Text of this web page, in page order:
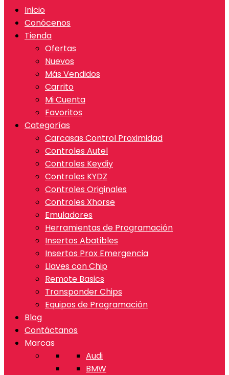
Inicio
Conócenos
Tienda
Ofertas
Nuevos
Más Vendidos
Carrito
Mi Cuenta
Favoritos
Categorías
Carcasas Control Proximidad
Controles Autel
Controles Keydiy
Controles KYDZ
Controles Originales
Controles Xhorse
Emuladores
Herramientas de Programación
Insertos Abatibles
Insertos Prox Emergencia
Llaves con Chip
Remote Basics
Transponder Chips
Equipos de Programación
Blog
Contáctanos
Marcas
Audi
BMW